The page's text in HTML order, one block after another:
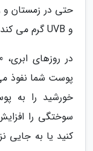
و UVB گرم می کند .
پوست شما نفوذ
خورشید را به
سوختگی را
کنید یا به جایی